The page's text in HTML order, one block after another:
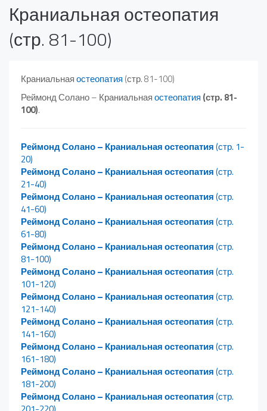
Краниальная остеопатия
(стр. 81-100)
Краниальнаяостеопатия (стр. 81-100)
Реймонд Солано – Краниальнаяостеопатия (стр. 81-
100).
Реймонд Солано – Краниальная остеопатия(стр. 1-
20)
Реймонд Солано – Краниальная остеопатия(стр.
21-40)
Реймонд Солано – Краниальная остеопатия(стр.
41-60)
Реймонд Солано – Краниальная остеопатия(стр.
61-80)
Реймонд Солано – Краниальная остеопатия(стр.
81-100)
Реймонд Солано – Краниальная остеопатия(стр.
101-120)
Реймонд Солано – Краниальная остеопатия(стр.
121-140)
Реймонд Солано – Краниальная остеопатия(стр.
141-160)
Реймонд Солано – Краниальная остеопатия(стр.
161-180)
Реймонд Солано – Краниальная остеопатия(стр.
181-200)
Реймонд Солано – Краниальная остеопатия(стр.